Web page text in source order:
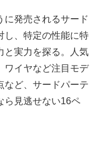
に発売されるサード
し、特定の性能に特
と実力を探る。人気
ワイヤなど注目モデ
など、サードパーテ
ら見逃せない16ペ